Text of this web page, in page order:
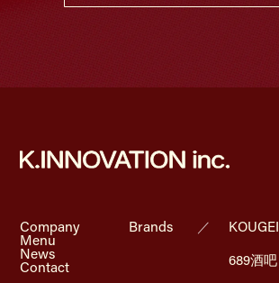
Brands ／
KOUGEI
689酒吧
Company
Menu
News
Contact